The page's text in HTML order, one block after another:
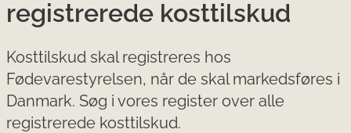
registrerede kosttilskud
Kosttilskud skal registreres hos
Fødevarestyrelsen, når de skal markedsføres i
Danmark. Søg i vores register over alle
registrerede kosttilskud.